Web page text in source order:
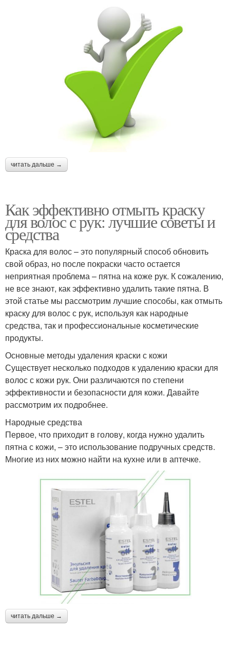
читать дальше →
Как эффективно отмыть краску
для волос с рук: лучшие советы и
средства
Краска для волос – это популярный способ обновить
свой образ, но после покраски часто остается
неприятная проблема – пятна на коже рук. К сожалению,
не все знают, как эффективно удалить такие пятна. В
этой статье мы рассмотрим лучшие способы, как отмыть
краску для волос с рук, используя как народные
средства, так и профессиональные косметические
продукты.
Основные методы удаления краски с кожи
Существует несколько подходов к удалению краски для
волос с кожи рук. Они различаются по степени
эффективности и безопасности для кожи. Давайте
рассмотрим их подробнее.
Народные средства
Первое, что приходит в голову, когда нужно удалить
пятна с кожи, – это использование подручных средств.
Многие из них можно найти на кухне или в аптечке.
читать дальше →